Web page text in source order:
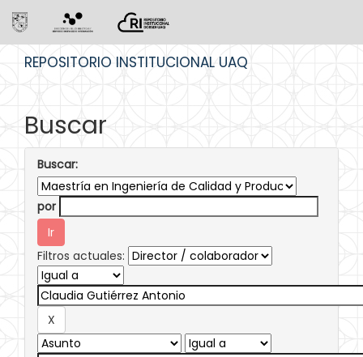
REPOSITORIO INSTITUCIONAL UAQ
Buscar
Buscar:
por
Filtros actuales: